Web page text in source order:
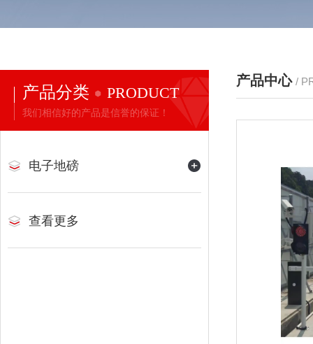
产品分类 PRODUCT
我们相信好的产品是信誉的保证！
电子地磅
查看更多
产品中心 /